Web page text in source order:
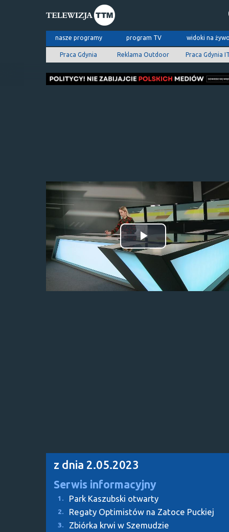
nasze programy program TV widoki na
Praca Gdynia Reklama Outdoor Praca Gdynia
Odtwórz
wideo
z dnia 2.05.2023
Serwis informacyjny
1. Park Kaszubski otwarty
2. Regaty Optimistów na Zatoce Puckiej
3. Zbiórka krwi w Szemudzie